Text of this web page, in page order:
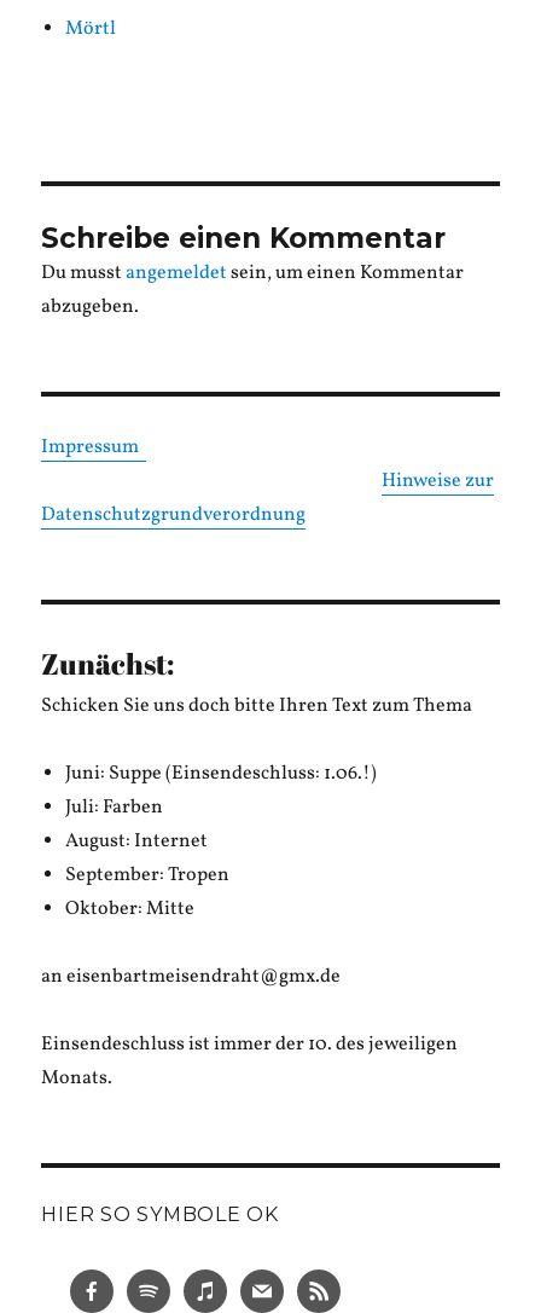
Mörtl
Schreibe einen Kommentar
Du musstangemeldetsein, um einen Kommentar
abzugeben.
Impressum
Hinweise zur
Datenschutzgrundverordnung
Zunächst:
Schicken Sie uns doch bitte Ihren Text zum Thema
Juni: Suppe (Einsendeschluss: 1.06.!)
Juli: Farben
August: Internet
September: Tropen
Oktober: Mitte
an eisenbartmeisendraht@gmx.de
Einsendeschluss ist immer der 10. des jeweiligen
Monats.
HIER SO SYMBOLE OK